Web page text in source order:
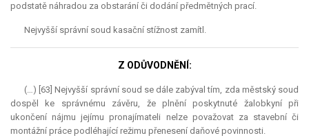
podstatě náhradou za obstarání či dodání předmětných prací.
Nejvyšší správní soud kasační stížnost zamítl.
Z ODŮVODNĚNÍ:
(…) [63] Nejvyšší správní soud se dále zabýval tím, zda městský soud
dospěl ke správnému závěru, že plnění poskytnuté žalobkyní při
ukončení nájmu jejímu pronajímateli nelze považovat za stavební či
montážní práce podléhající režimu přenesení daňové povinnosti.